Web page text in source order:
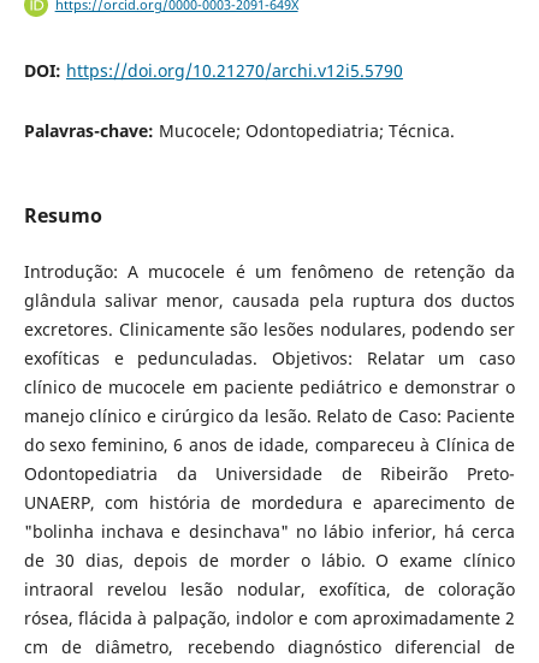
https://orcid.org/0000-0003-2091-649X
DOI: https://doi.org/10.21270/archi.v12i5.5790
Palavras-chave: Mucocele; Odontopediatria; Técnica.
Resumo
Introdução: A mucocele é um fenômeno de retenção da
glândula salivar menor, causada pela ruptura dos ductos
excretores. Clinicamente são lesões nodulares, podendo ser
exofíticas e pedunculadas. Objetivos: Relatar um caso
clínico de mucocele em paciente pediátrico e demonstrar o
manejo clínico e cirúrgico da lesão. Relato de Caso: Paciente
do sexo feminino, 6 anos de idade, compareceu à Clínica de
Odontopediatria da Universidade de Ribeirão Preto-
UNAERP, com história de mordedura e aparecimento de
"bolinha inchava e desinchava" no lábio inferior, há cerca
de 30 dias, depois de morder o lábio. O exame clínico
intraoral revelou lesão nodular, exofítica, de coloração
rósea, flácida à palpação, indolor e com aproximadamente 2
cm de diâmetro, recebendo diagnóstico diferencial de